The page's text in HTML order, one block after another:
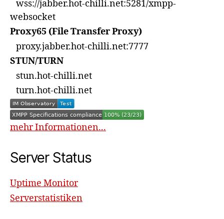
wss://jabber.hot-chilli.net:5281/xmpp-
websocket
Proxy65 (File Transfer Proxy)
proxy.jabber.hot-chilli.net:7777
STUN/TURN
stun.hot-chilli.net
turn.hot-chilli.net
mehr Informationen...
Server Status
Uptime Monitor
Serverstatistiken